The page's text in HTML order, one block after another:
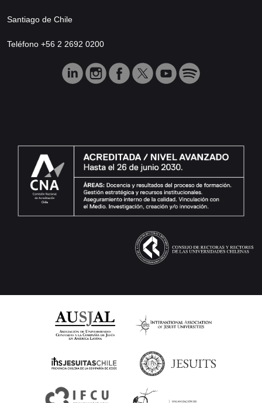
Santiago de Chile
Teléfono +56 2 2692 0200